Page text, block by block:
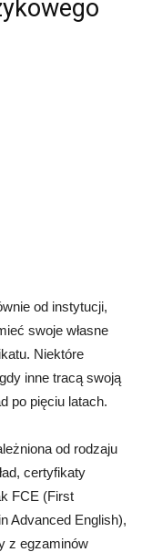
od instytucji,
swoje własne
Niektóre
inne tracą swoją
po pięciu latach.
od rodzaju
certyfikaty
FCE (First
Advanced English),
z egzaminów